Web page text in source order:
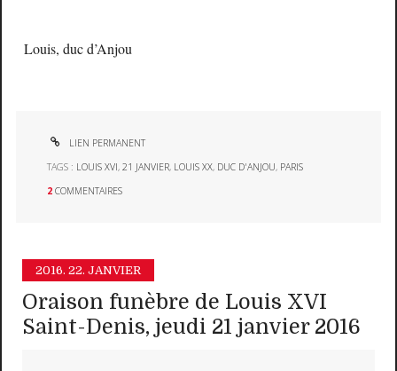
Louis, duc d’Anjou
LIEN PERMANENT
TAGS : LOUIS XVI,21 JANVIER, LOUIS XX, DUC D'ANJOU, PARIS
2 COMMENTAIRES
2016. 22. JANVIER
Oraison funèbre de Louis XVI
Saint-Denis, jeudi 21 janvier 2016